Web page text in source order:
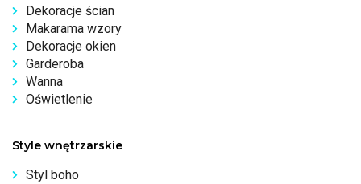
Dekoracje ścian
Makarama wzory
Dekoracje okien
Garderoba
Wanna
Oświetlenie
Style wnętrzarskie
Styl boho